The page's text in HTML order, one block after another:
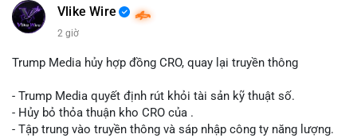
📰 Nguồn: CoinDesk
Vlike Wire
2 giờ
Trump Media hủy hợp đồng CRO, quay lại truyền thông
- Trump Media quyết định rút khỏi tài sản kỹ thuật số.
- Hủy bỏ thỏa thuận kho CRO của .
- Tập trung vào truyền thông và sáp nhập công ty năng lượng.